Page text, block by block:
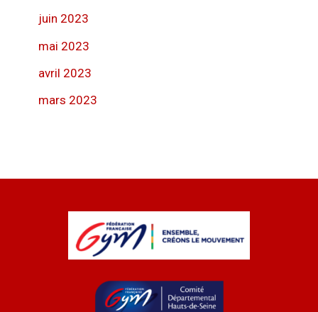
juin 2023
mai 2023
avril 2023
mars 2023